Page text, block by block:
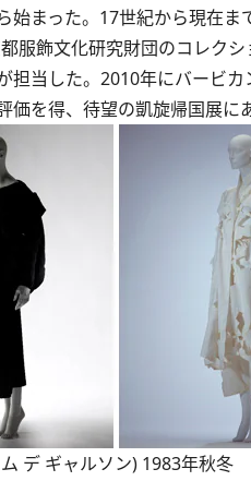
始まった。17世紀から現在ま
服飾文化研究財団のコレク
担当した。2010年にバービ
価を得、待望の凱旋帰国展に
デ ギャルソン) 1983年秋冬